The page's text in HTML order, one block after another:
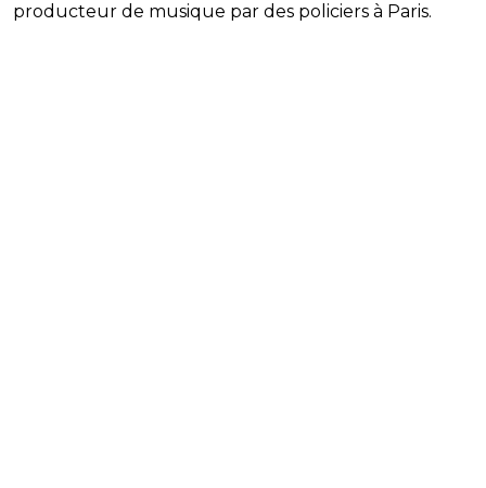
producteur de musique par des policiers à Paris.